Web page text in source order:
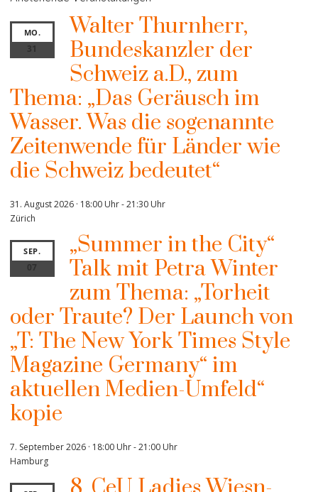
MO.
31
Walter Thurnherr,
Bundeskanzler der
Schweiz a.D., zum
Thema: „Das Geräusch im
Wasser. Was die sogenannte
Zeitenwende für Länder wie
die Schweiz bedeutet“
31. August 2026 · 18:00 Uhr-21:30 Uhr
Zürich
SEP.
07
„Summer in the City“
Talk mit Petra Winter
zum Thema: „Torheit
oder Traute? Der Launch von
„T: The New York Times Style
Magazine Germany“ im
aktuellen Medien-Umfeld“
kopie
7. September 2026 · 18:00 Uhr-21:00 Uhr
Hamburg